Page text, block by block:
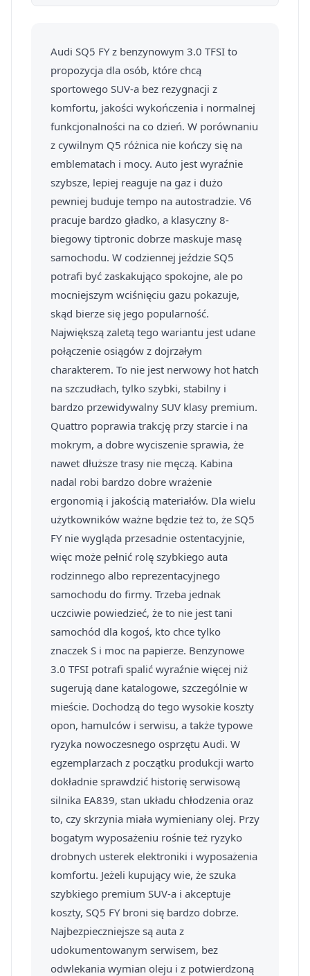
Audi SQ5 FY z benzynowym 3.0 TFSI to
propozycja dla osób, które chcą
sportowego SUV-a bez rezygnacji z
komfortu, jakości wykończenia i normalnej
funkcjonalności na co dzień. W porównaniu
z cywilnym Q5 różnica nie kończy się na
emblematach i mocy. Auto jest wyraźnie
szybsze, lepiej reaguje na gaz i dużo
pewniej buduje tempo na autostradzie. V6
pracuje bardzo gładko, a klasyczny 8-
biegowy tiptronic dobrze maskuje masę
samochodu. W codziennej jeździe SQ5
potrafi być zaskakująco spokojne, ale po
mocniejszym wciśnięciu gazu pokazuje,
skąd bierze się jego popularność.
Największą zaletą tego wariantu jest udane
połączenie osiągów z dojrzałym
charakterem. To nie jest nerwowy hot hatch
na szczudłach, tylko szybki, stabilny i
bardzo przewidywalny SUV klasy premium.
Quattro poprawia trakcję przy starcie i na
mokrym, a dobre wyciszenie sprawia, że
nawet dłuższe trasy nie męczą. Kabina
nadal robi bardzo dobre wrażenie
ergonomią i jakością materiałów. Dla wielu
użytkowników ważne będzie też to, że SQ5
FY nie wygląda przesadnie ostentacyjnie,
więc może pełnić rolę szybkiego auta
rodzinnego albo reprezentacyjnego
samochodu do firmy. Trzeba jednak
uczciwie powiedzieć, że to nie jest tani
samochód dla kogoś, kto chce tylko
znaczek S i moc na papierze. Benzynowe
3.0 TFSI potrafi spalić wyraźnie więcej niż
sugerują dane katalogowe, szczególnie w
mieście. Dochodzą do tego wysokie koszty
opon, hamulców i serwisu, a także typowe
ryzyka nowoczesnego osprzętu Audi. W
egzemplarzach z początku produkcji warto
dokładnie sprawdzić historię serwisową
silnika EA839, stan układu chłodzenia oraz
to, czy skrzynia miała wymieniany olej. Przy
bogatym wyposażeniu rośnie też ryzyko
drobnych usterek elektroniki i wyposażenia
komfortu. Jeżeli kupujący wie, że szuka
szybkiego premium SUV-a i akceptuje
koszty, SQ5 FY broni się bardzo dobrze.
Najbezpieczniejsze są auta z
udokumentowanym serwisem, bez
odwlekania wymian oleju i z potwierdzoną